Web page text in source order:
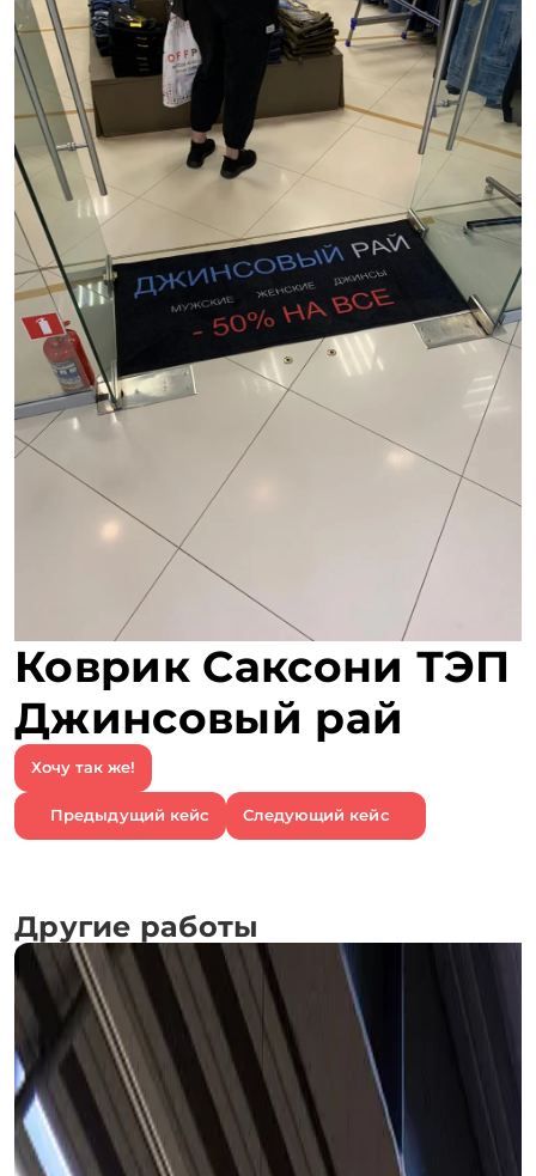
Коврик Саксони ТЭП
Джинсовый рай
Хочу так же!
Предыдущий кейс Следующий кейс
Другие работы